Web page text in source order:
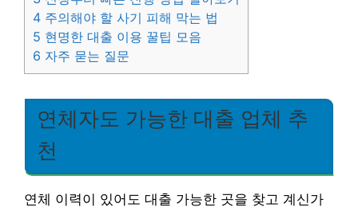
4 주의해야 할 사기 피해 막는 법
5 현명한 대출 이용 꿀팁 모음
6 자주 묻는 질문
연체자도 가능한 대출 업체 추
천
연체 이력이 있어도 대출 가능한 곳을 찾고 계신가